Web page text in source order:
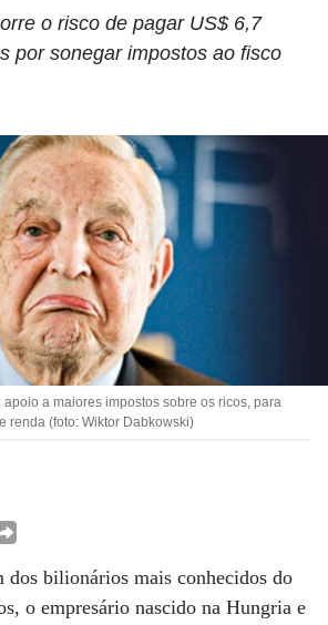
o risco de pagar US$ 6,7
por sonegar impostos ao fisco
a maiores impostos sobre os ricos, para
renda (foto: Wiktor Dabkowski)
dos bilionários mais conhecidos do
o empresário nascido na Hungria e